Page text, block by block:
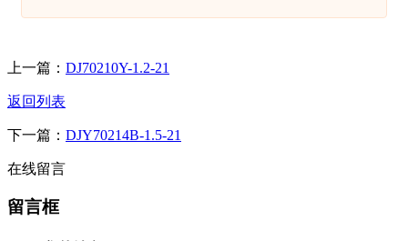
上一篇： DJ70210Y-1.2-21
返回列表
下一篇： DJY70214B-1.5-21
在线留言
留言框